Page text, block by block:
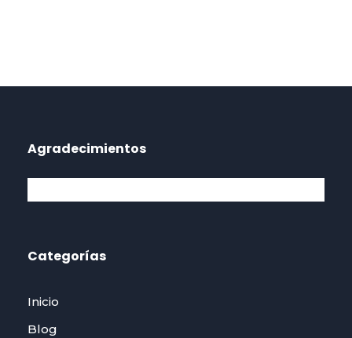
Agradecimientos
Categorías
Inicio
Blog